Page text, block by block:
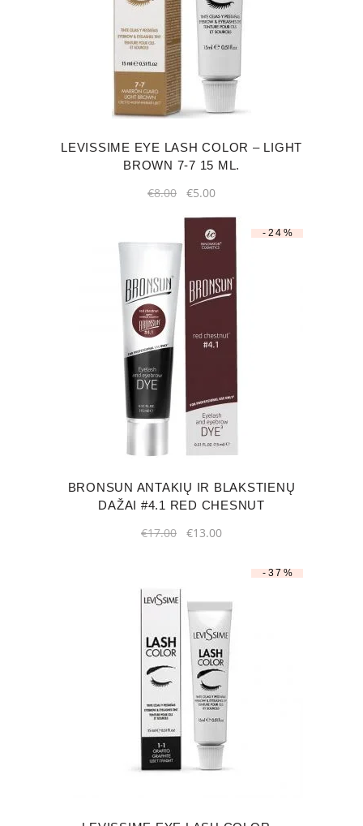
LEVISSIME EYE LASH COLOR – LIGHT
BROWN 7-7 15 ML.
€8.00 Original
was:
€8.00.
€5.00Current
is:
-24%
BRONSUN ANTAKIŲ IR BLAKSTIENŲ
DAŽAI #4.1 RED CHESNUT
€17.00 Original
€13.00Current
€13.00. -37%